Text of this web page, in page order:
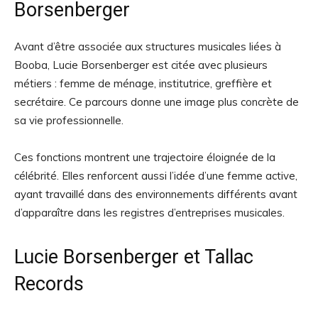
Borsenberger
Avant d’être associée aux structures musicales liées à
Booba, Lucie Borsenberger est citée avec plusieurs
métiers : femme de ménage, institutrice, greffière et
secrétaire. Ce parcours donne une image plus concrète de
sa vie professionnelle.
Ces fonctions montrent une trajectoire éloignée de la
célébrité. Elles renforcent aussi l’idée d’une femme active,
ayant travaillé dans des environnements différents avant
d’apparaître dans les registres d’entreprises musicales.
Lucie Borsenberger et Tallac
Records